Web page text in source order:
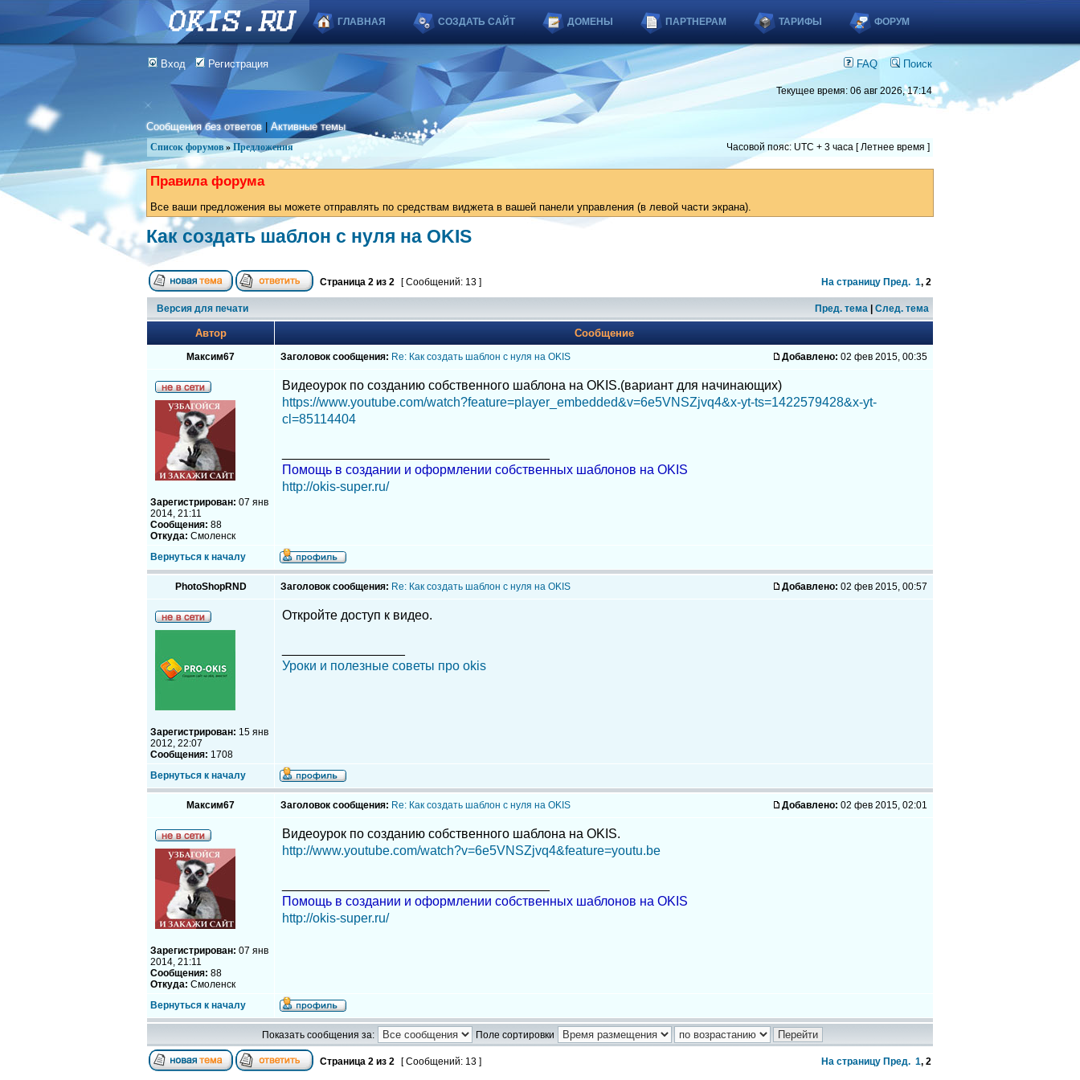
ГЛАВНАЯ СОЗДАТЬ САЙТ ДОМЕНЫ ПАРТНЕРАМ ТАРИФЫ ФОРУМ
Вход Регистрация FAQ Поиск
Текущее время: 06 авг 2026, 17:14
Сообщения без ответов |Активные темы
Список форумов » Предложения Часовой пояс: UTC + 3 часа [ Летнее время ]
Правила форума
Все ваши предложения вы можете отправлять по средствам виджета в вашей панели управления (в левой части экрана).
Как создать шаблон с нуля на OKIS
Страница 2 из 2 [ Сообщений: 13 ] На страницу Пред. 1, 2
Версия для печати Пред. тема След. тема
Автор Сообщение
Максим67 Заголовок сообщения: Re: Как создать шаблон с нуля на OKIS Добавлено: 02 фев 2015, 00:35
Зарегистрирован: 07 янв
2014, 21:11
Сообщения: 88
Откуда: Смоленск
Видеоурок по созданию собственного шаблона на OKIS.(вариант для начинающих)
https://www.youtube.com/watch?feature=player_embedded&v=6e5VNSZjvq4&x-yt-ts=1422579428&x-yt-
cl=85114404
Помощь в создании и оформлении собственных шаблонов на OKIS
http://okis-super.ru/
Вернуться к началу
PhotoShopRND Заголовок сообщения: Re: Как создать шаблон с нуля на OKIS Добавлено: 02 фев 2015, 00:57
Зарегистрирован: 15 янв
2012, 22:07
Сообщения: 1708
Откройте доступ к видео.
Уроки и полезные советы про okis
Вернуться к началу
Максим67 Заголовок сообщения: Re: Как создать шаблон с нуля на OKIS Добавлено: 02 фев 2015, 02:01
Зарегистрирован: 07 янв
2014, 21:11
Сообщения: 88
Откуда: Смоленск
Видеоурок по созданию собственного шаблона на OKIS.
http://www.youtube.com/watch?v=6e5VNSZjvq4&feature=youtu.be
Помощь в создании и оформлении собственных шаблонов на OKIS
http://okis-super.ru/
Вернуться к началу
Показать сообщения за: Поле сортировки
Страница 2 из 2 [ Сообщений: 13 ] На страницу Пред. 1, 2